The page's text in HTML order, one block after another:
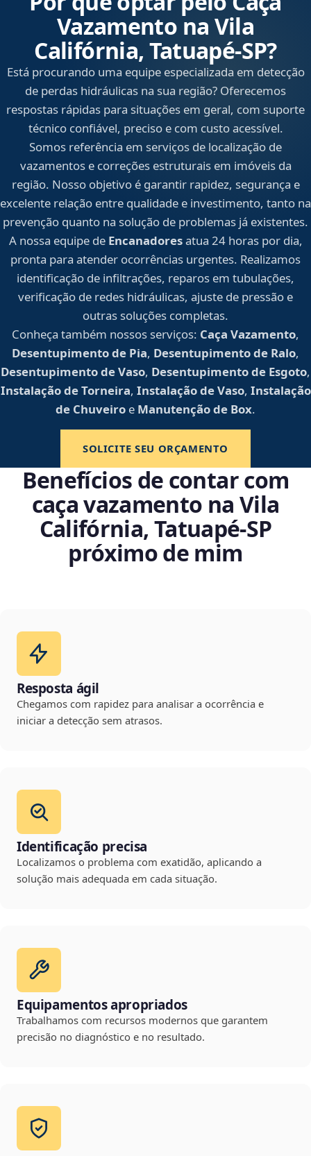
Vazamento na Vila
Califórnia, Tatuapé‑SP?
Está procurando uma equipe especializada em detecção
de perdas hidráulicas na sua região? Oferecemos
respostas rápidas para situações em geral, com suporte
técnico confiável, preciso e com custo acessível.
Somos referência em serviços de localização de
vazamentos e correções estruturais em imóveis da
região. Nosso objetivo é garantir rapidez, segurança e
excelente relação entre qualidade e investimento, tanto na
prevenção quanto na solução de problemas já existentes.
A nossa equipe de Encanadoresatua 24 horas por dia,
pronta para atender ocorrências urgentes. Realizamos
identificação de infiltrações, reparos em tubulações,
verificação de redes hidráulicas, ajuste de pressão e
outras soluções completas.
Conheça também nossos serviços: Caça Vazamento,
Desentupimento de Pia, Desentupimento de Ralo,
Desentupimento de Vaso, Desentupimento de Esgoto,
Instalação de Torneira, Instalação de Vaso, Instalação
de Chuveiro e Manutenção de Box.
SOLICITE SEU ORÇAMENTO
Benefícios de contar com
caça vazamento na Vila
Califórnia, Tatuapé‑SP
próximo de mim
Resposta ágil
Chegamos com rapidez para analisar a ocorrência e
iniciar a detecção sem atrasos.
Identificação precisa
Localizamos o problema com exatidão, aplicando a
solução mais adequada em cada situação.
Equipamentos apropriados
Trabalhamos com recursos modernos que garantem
precisão no diagnóstico e no resultado.